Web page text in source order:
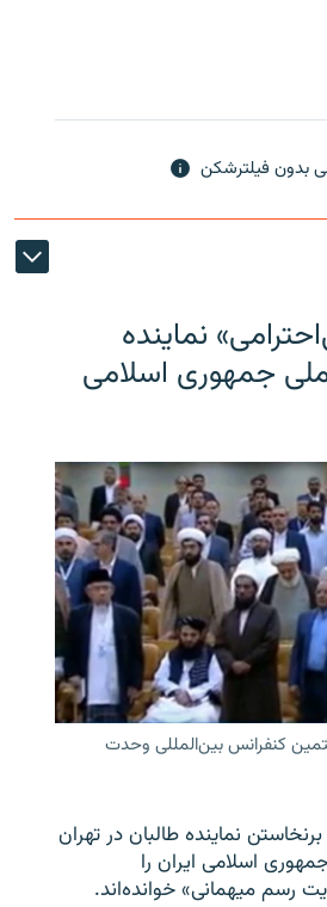
بدون فیلترشکن
نماینده
جمهوری اسلامی
کنفرانس بین‌المللی وحدت
نماینده طالبان در تهران
اسلامی ایران را
رسم میهمانی» خوانده‌اند.